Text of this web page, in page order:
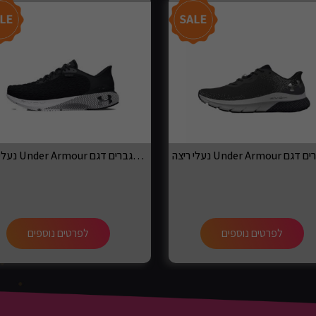
נעלי ריצה Under Armour לגברים דגם Machina 3
לפרטים נוספים לפרטים נוספים